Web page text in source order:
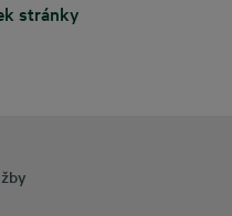
stránky